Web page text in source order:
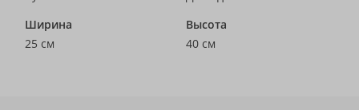
Ширина
25 см
Высота
40 см